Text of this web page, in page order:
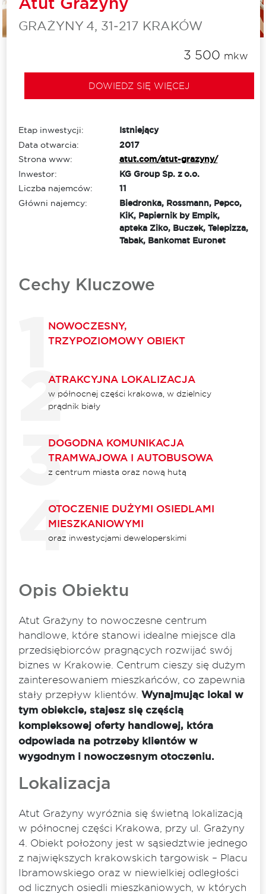
GRAŻYNY 4, 31‑217 KRAKÓW
3 500 mkw
DOWIEDZ SIĘ WIĘCEJ
Etap inwestycji:
Istniejący
Data otwarcia:
2017
Strona www:
atut.com/atut-grazyny/
Inwestor:
KG Group Sp. z o.o.
Liczba najemców:
11
Główni najemcy:
Biedronka, Rossmann, Pepco,
KiK, Papiernik by Empik,
apteka Ziko, Buczek, Telepizza,
Tabak, Bankomat Euronet
Cechy Kluczowe
NOWOCZESNY,
TRZYPOZIOMOWY OBIEKT
ATRAKCYJNA LOKALIZACJA
w północnej części krakowa, w dzielnicy
prądnik biały
DOGODNA KOMUNIKACJA
TRAMWAJOWA I AUTOBUSOWA
z centrum miasta oraz nową hutą
OTOCZENIE DUŻYMI OSIEDLAMI
MIESZKANIOWYMI
oraz inwestycjami deweloperskimi
Opis Obiektu
Atut Grażyny to nowoczesne centrum
handlowe, które stanowi idealne miejsce dla
przedsiębiorców pragnących rozwijać swój
biznes w Krakowie. Centrum cieszy się dużym
zainteresowaniem mieszkańców, co zapewnia
stały przepływ klientów. Wynajmując lokal w
tym obiekcie, stajesz się częścią
kompleksowej oferty handlowej, która
odpowiada na potrzeby klientów w
wygodnym i nowoczesnym otoczeniu.
Lokalizacja
Atut Grażyny wyróżnia się świetną lokalizacją
w północnej części Krakowa, przy ul. Grażyny
4. Obiekt położony jest w sąsiedztwie jednego
z największych krakowskich targowisk – Placu
Ibramowskiego oraz w niewielkiej odległości
od licznych osiedli mieszkaniowych, w których